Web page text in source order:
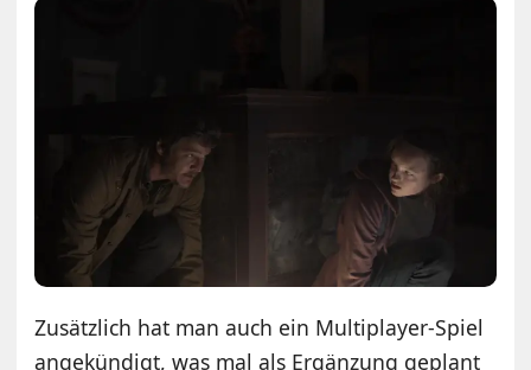
Zusätzlich hat man auch ein Multiplayer-Spiel
angekündigt, was mal als Ergänzung geplant